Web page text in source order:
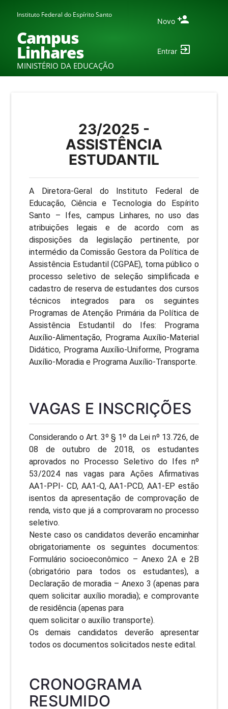
Instituto Federal do Espírito Santo
Campus
Linhares
MINISTÉRIO DA EDUCAÇÃO
Novo
Entrar
23/2025 -
ASSISTÊNCIA
ESTUDANTIL
A Diretora-Geral do Instituto Federal de
Educação, Ciência e Tecnologia do Espírito
Santo – Ifes, campus Linhares, no uso das
atribuições legais e de acordo com as
disposições da legislação pertinente, por
intermédio da Comissão Gestora da Política de
Assistência Estudantil (CGPAE), torna público o
processo seletivo de seleção simplificada e
cadastro de reserva de estudantes dos cursos
técnicos integrados para os seguintes
Programas de Atenção Primária da Política de
Assistência Estudantil do Ifes: Programa
Auxílio-Alimentação, Programa Auxílio-Material
Didático, Programa Auxílio-Uniforme, Programa
Auxílio-Moradia e Programa Auxílio-Transporte.
VAGAS E INSCRIÇÕES
Considerando o Art. 3º § 1º da Lei nº 13.726, de
08 de outubro de 2018, os estudantes
aprovados no Processo Seletivo do Ifes nº
53/2024 nas vagas para Ações Afirmativas
AA1-PPI- CD, AA1-Q, AA1-PCD, AA1-EP estão
isentos da apresentação de comprovação de
renda, visto que já a comprovaram no processo
seletivo.
Neste caso os candidatos deverão encaminhar
obrigatoriamente os seguintes documentos:
Formulário socioeconômico – Anexo 2A e 2B
(obrigatório para todos os estudantes), a
Declaração de moradia – Anexo 3 (apenas para
quem solicitar auxílio moradia); e comprovante
de residência (apenas para
quem solicitar o auxílio transporte).
Os demais candidatos deverão apresentar
todos os documentos solicitados neste edital.
CRONOGRAMA
RESUMIDO